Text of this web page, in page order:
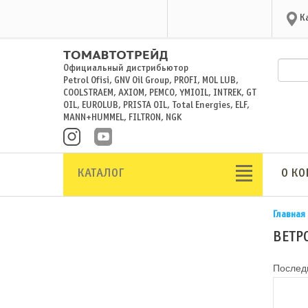
Официальный дистрибьютор
Petrol Ofisi, GNV Oil Group, PROFI, MOL LUB,
COOLSTRAEM, AXIOM, PEMCO, YMIOIL, INTREK, GT
OIL, EUROLUB, PRISTA OIL, Total Energies, ELF,
MANN+HUMMEL, FILTRON, NGK
КАТАЛОГ О
Главная